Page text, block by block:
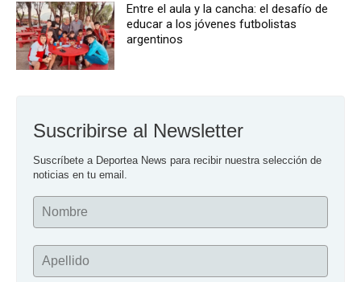
Entre el aula y la cancha: el desafío de
educar a los jóvenes futbolistas
argentinos
Suscribirse al Newsletter
Suscríbete a Deportea News para recibir nuestra selección de
noticias en tu email.
Nombre
Apellido